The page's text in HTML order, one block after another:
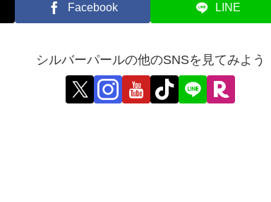
Facebook LINE
シルバーパールの他のSNSを見てみよう